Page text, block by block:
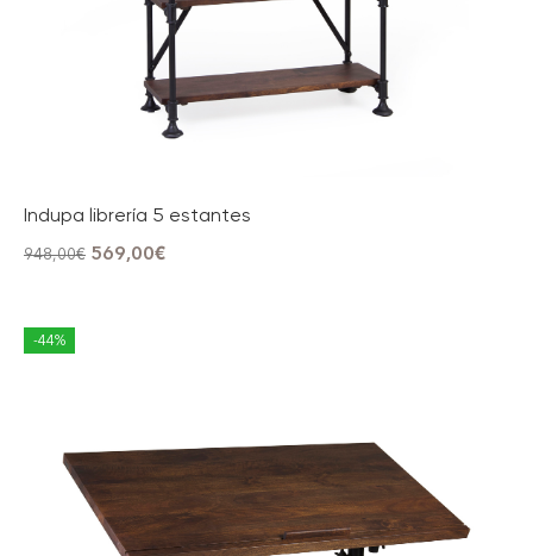
Indupa librería 5 estantes
948,00€ 569,00€
-44%